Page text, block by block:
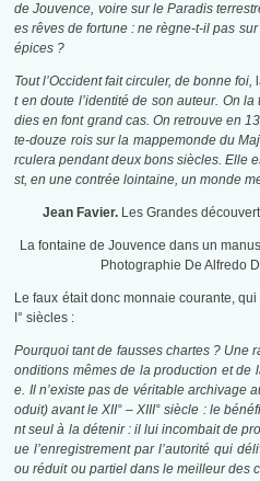
de Jouvence, voire sur le Paradis
es rêves de fortune : ne règne-t-il pas
épices ?
Tout l’Occident fait circuler, de bonne foi,
t en doute l’identité de son auteur. On
dies en font grand cas. On retrouve en
te-douze rois sur la mappemonde du
rculera pendant deux bons siècles. Elle
st, en une contrée lointaine, un monde
Jean Favier. Les Grandes
La fontaine de Jouvence dans un
Photographie De Alfredo
Le faux était donc monnaie courante,
I° siècles :
Pourquoi tant de fausses chartes ? Une
onditions mêmes de la production et de
e. Il n’existe pas de véritable archivage
oduit) avant le XII° – XIII° siècle : le
nt seul à la détenir : il lui incombait de
ue l’enregistrement par l’autorité qui
ou réduit ou partiel dans le meilleur des